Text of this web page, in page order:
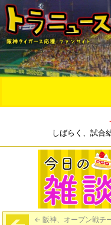
しばらく、試合
← 阪神、オープン戦チ